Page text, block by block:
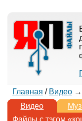
Главная / Видео→
Видео
Файлы с тэгом